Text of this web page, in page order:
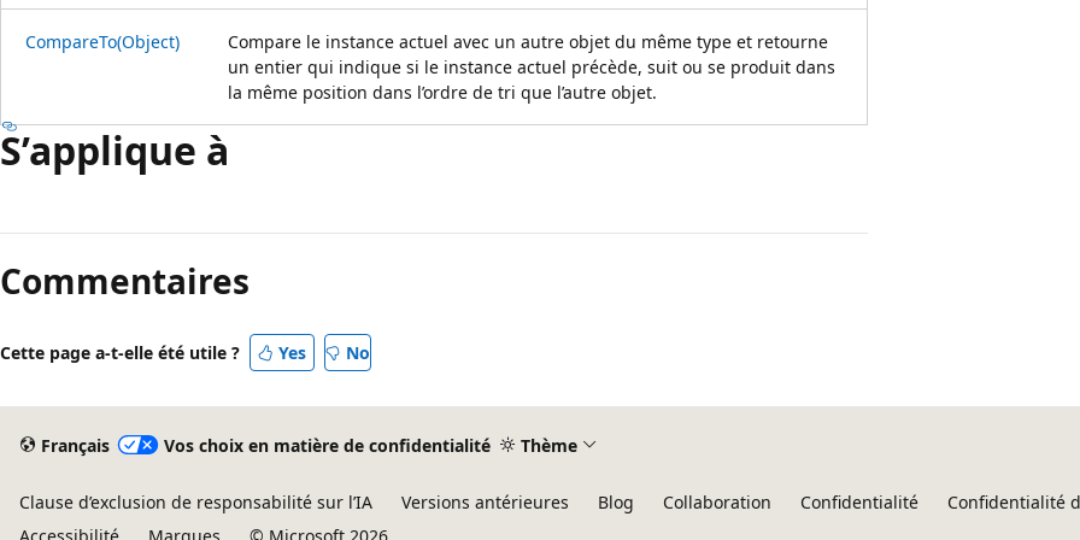
CompareTo(Object)
Compare le instance actuel avec un autre objet du même type et retourne
un entier qui indique si le instance actuel précède, suit ou se produit dans
la même position dans l’ordre de tri que l’autre objet.
S’applique à
Commentaires
Cette page a-t-elle été utile ? Yes No
Français Vos choix en matière de confidentialité Thème
Clause d’exclusion de responsabilité sur l’IA Versions antérieures Blog Collaboration Confidentialité Confidentialité